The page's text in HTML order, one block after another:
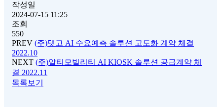
작성일
2024-07-15 11:25
조회
550
PREV (주)댓고 AI 수요예측 솔루션 고도화 계약 체결
2022.10
NEXT (주)알티모빌리티 AI KIOSK 솔루션 공급계약 체
결 2022.11
목록보기